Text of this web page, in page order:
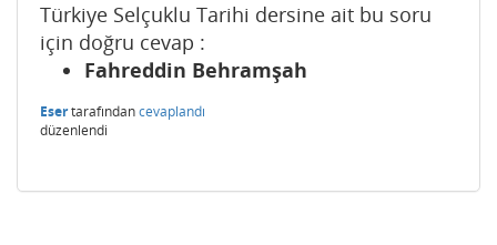
Türkiye Selçuklu Tarihi dersine ait bu soru
için doğru cevap :
Fahreddin Behramşah
Esertarafındancevaplandı
düzenlendi